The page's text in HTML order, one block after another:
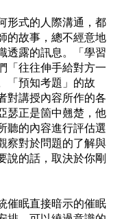
式的人際溝通，都
的故事，總不經意地
透露的訊息。「學習
「往往伸手給對方一
「預知考題」的故
對講授內容所作的各
瑟正是箇中翹楚，他
聽的內容進行評估選
察對於問題的了解與
說的話，取決於你剛
眠直接暗示的催眠